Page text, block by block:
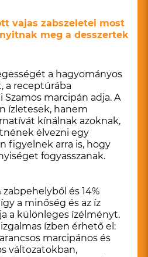
vajas zabszeletei most
meg a desszertek
a hagyományos
a receptúrába
marcipán adja. A
ízletesek, hanem
kínálnak azoknak,
élvezni egy
figyelnek arra is, hogy
fogyasszanak.
zabpehelyből és 14%
a minőség és az íz
a különleges ízélményt.
ízben érhető el:
marcipános és
változatokban,